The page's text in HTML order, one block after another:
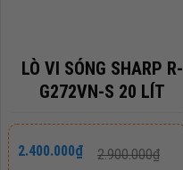
LÒ VI SÓNG SHARP R-
G272VN-S 20 LÍT
2.900.000₫
gốc
2.400.000₫
hiện